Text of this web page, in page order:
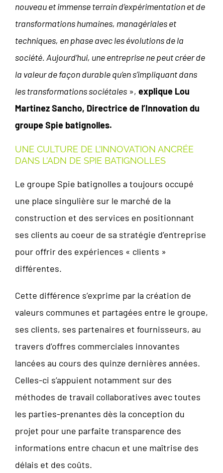
nouveau et immense terrain d’expérimentation et de
transformations humaines, managériales et
techniques, en phase avec les évolutions de la
société. Aujourd’hui, une entreprise ne peut créer de
la valeur de façon durable qu’en s’impliquant dans
les transformations sociétales », explique Lou
Martinez Sancho, Directrice de l’Innovation du
groupe Spie batignolles.
UNE CULTURE DE L’INNOVATION ANCRÉE
DANS L’ADN DE SPIE BATIGNOLLES
Le groupe Spie batignolles a toujours occupé
une place singulière sur le marché de la
construction et des services en positionnant
ses clients au coeur de sa stratégie d’entreprise
pour offrir des expériences « clients »
différentes.
Cette différence s’exprime par la création de
valeurs communes et partagées entre le groupe,
ses clients, ses partenaires et fournisseurs, au
travers d’offres commerciales innovantes
lancées au cours des quinze dernières années.
Celles-ci s’appuient notamment sur des
méthodes de travail collaboratives avec toutes
les parties-prenantes dès la conception du
projet pour une parfaite transparence des
informations entre chacun et une maîtrise des
délais et des coûts.